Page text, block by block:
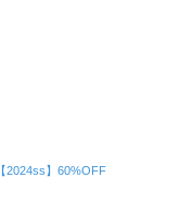
【2024ss】60%OFF